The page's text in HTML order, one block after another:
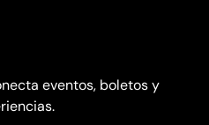
eventos, boletos y